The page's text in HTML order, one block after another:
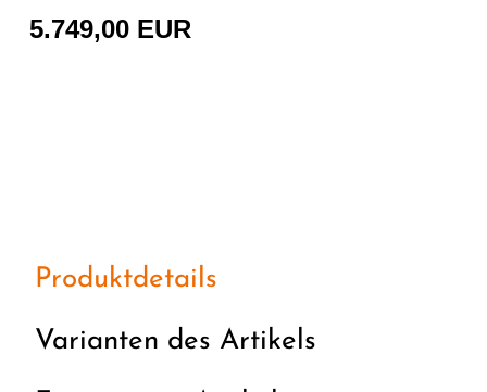
5.749,00 EUR
Produktdetails
Varianten des Artikels